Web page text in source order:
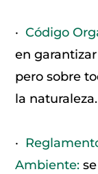
·Código
en
pero sobre
la
·
Ambiente: